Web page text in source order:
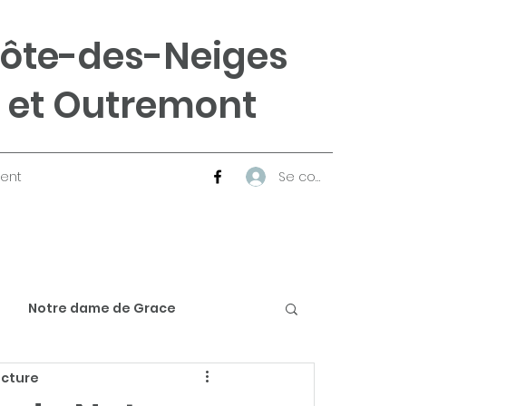
des-Neiges
Outremont
Se connecter
Notre dame de Grace